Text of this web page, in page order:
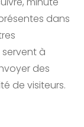
dans
à
des
de visiteurs.